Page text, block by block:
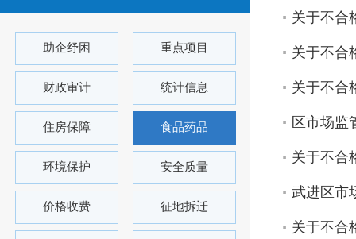
助企纾困 重点项目
财政审计 统计信息
住房保障 食品药品
环境保护 安全质量
价格收费 征地拆迁
关于不合
关于不合
关于不合
区市场监
关于不合
武进区市
关于不合